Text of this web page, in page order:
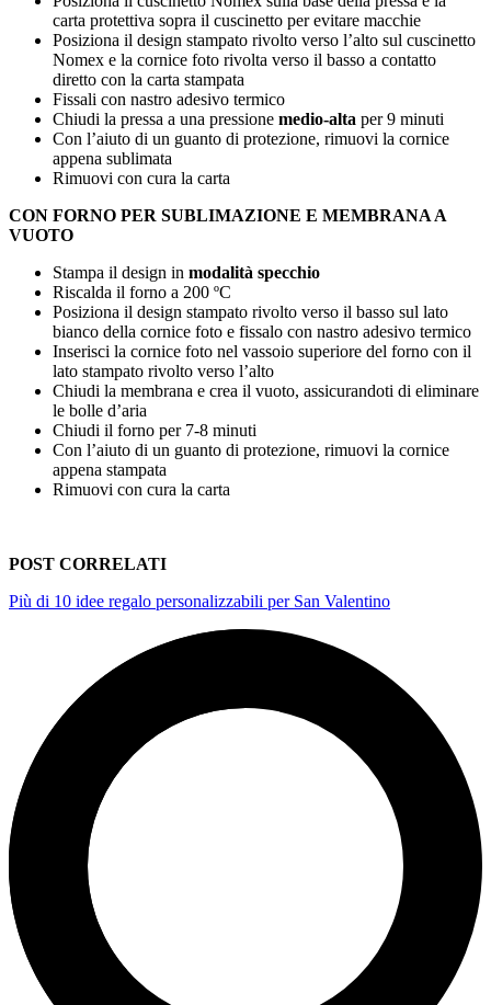
carta protettiva sopra il cuscinetto per evitare macchie
Posiziona il design stampato rivolto verso l’alto sul cuscinetto
Nomex e la cornice foto rivolta verso il basso a contatto
diretto con la carta stampata
Fissali con nastro adesivo termico
Chiudi la pressa a una pressione medio-alta per9 minuti
Con l’aiuto di un guanto di protezione, rimuovi la cornice
appena sublimata
Rimuovi con cura la carta
CON FORNO PER SUBLIMAZIONE E MEMBRANA A
VUOTO
Stampa il design in modalità specchio
Riscalda il forno a 200 ºC
Posiziona il design stampato rivolto verso il basso sul lato
bianco della cornice foto e fissalo con nastro adesivo termico
Inserisci la cornice foto nel vassoio superiore del forno con il
lato stampato rivolto verso l’alto
Chiudi la membrana e crea il vuoto, assicurandoti di eliminare
le bolle d’aria
Chiudi il forno per 7-8 minuti
Con l’aiuto di un guanto di protezione, rimuovi la cornice
appena stampata
Rimuovi con cura la carta
POST CORRELATI
Più di 10 idee regalo personalizzabili per San Valentino